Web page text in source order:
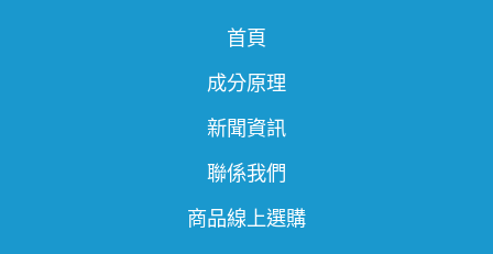
首頁
成分原理
新聞資訊
聯係我們
商品線上選購